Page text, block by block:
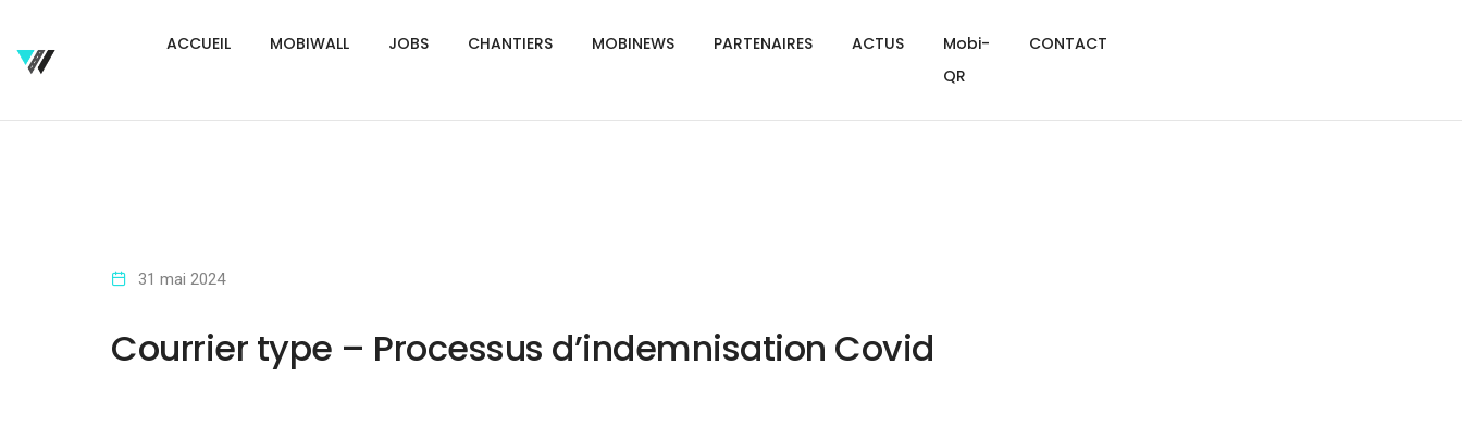
ACCUEIL MOBIWALL JOBS CHANTIERS MOBINEWS PARTENAIRES ACTUS
Mobi-
QR
CONTACT
31 mai 2024
Courrier type – Processus d’indemnisation Covid